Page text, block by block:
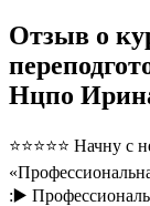
Отзыв о
Нцпо
⭐⭐⭐⭐⭐ Начну
:▶️